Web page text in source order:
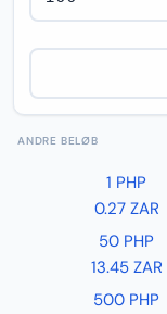
ANDRE BELØB
1 PHP
0.27 ZAR
50 PHP
13.45 ZAR
500 PHP